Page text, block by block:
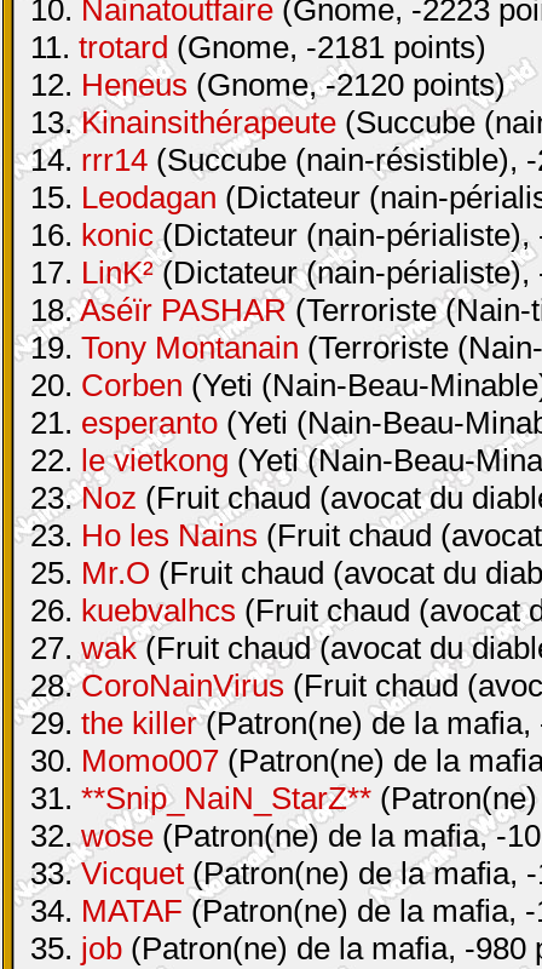
10. Nainatoutfaire (Gnome, -2223
11. trotard (Gnome, -2181 points)
12. Heneus (Gnome, -2120 points)
13.Kinainsithérapeute (Succube
14. rrr14 (Succube (nain-résistible),
15. Leodagan (Dictateur (nain-
16. konic(Dictateur (nain-périaliste),
17. LinK²(Dictateur (nain-périaliste),
18.Aséïr PASHAR(Terroriste (Nain-
19. Tony Montanain (Terroriste
20. Corben (Yeti (Nain-Beau-
21. esperanto (Yeti (Nain-Beau-
22. le vietkong (Yeti (Nain-Beau-
23.Noz (Fruit chaud (avocat du
23. Ho les Nains (Fruit chaud
25. Mr.O (Fruit chaud (avocat du
26. kuebvalhcs (Fruit chaud (avocat
27. wak(Fruit chaud (avocat du
28.CoroNainVirus (Fruit chaud
29. the killer(Patron(ne) de la mafia,
30. Momo007 (Patron(ne) de la
31. **Snip_NaiN_StarZ**
32.wose (Patron(ne) de la mafia, -
33.Vicquet (Patron(ne) de la mafia,
34. MATAF (Patron(ne) de la mafia,
35. job (Patron(ne) de la mafia, -980